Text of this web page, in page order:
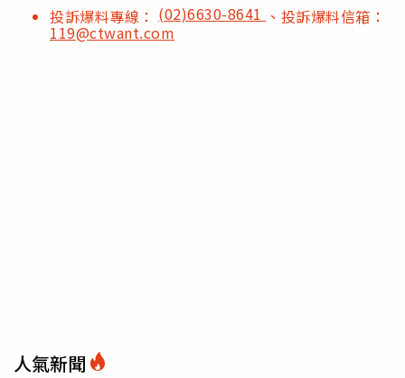
投訴爆料專線： (02)6630-8641 、投訴爆料信箱：
119@ctwant.com
人氣新聞